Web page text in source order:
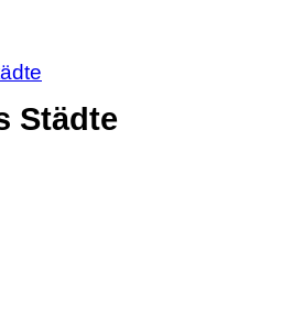
Städte